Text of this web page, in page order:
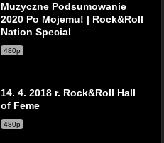
Muzyczne Podsumowanie
2020 Po Mojemu! | Rock&Roll
Nation Special
480p
14. 4. 2018 r. Rock&Roll Hall
of Feme
480p